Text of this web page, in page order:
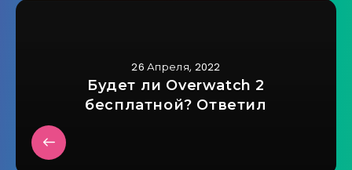
26 Апреля, 2022
Будет ли Overwatch 2
бесплатной? Ответил